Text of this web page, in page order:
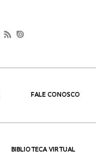
FALE CONOSCO
BIBLIOTECA VIRTUAL